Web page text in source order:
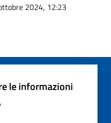
2024, 12:23
le informazioni